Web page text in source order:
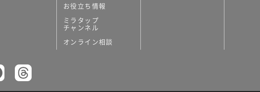
お役立ち情報
ミラタップ
チャンネル
オンライン相談